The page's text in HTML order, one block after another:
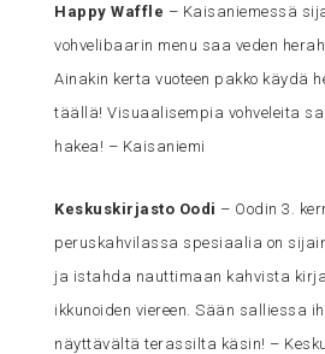
Happy Waffle – Kaisaniemessä
vohvelibaarin menu saa veden
Ainakin kerta vuoteen pakko käydä
täällä! Visuaalisempia vohveleita
hakea! – Kaisaniemi
Keskuskirjasto Ood i – Oodin 3.
peruskahvilassa spesiaalia on
ja istahda nauttimaan kahvista
ikkunoiden viereen. Sään salliessa
näyttävältä terassilta käsin! –